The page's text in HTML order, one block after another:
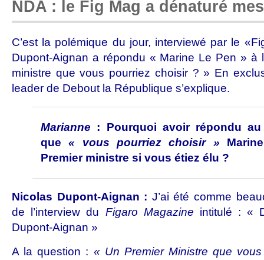
NDA : le Fig Mag a dénaturé
C’est la polémique du jour, interviewé par le
Dupont-Aignan a répondu « Marine Le Pen » à
ministre que vous pourriez choisir ? » En
leader de Debout la République s’explique.
Marianne : Pourquoi avoir répondu
que
« vous pourriez choisir »
Premier ministre si vous étiez élu ?
Nicolas Dupont-Aignan : J’ai été comme
de l’interview du Figaro Magazine intitulé : «
Dupont-Aignan »
A la question : « Un Premier Ministre que